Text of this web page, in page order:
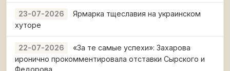
23-07-2026
Ярмарка тщеславия на украинском
хуторе
22-07-2026
«За те самые успехи»: Захарова
иронично прокомментировала отставки Сырского и
Федорова